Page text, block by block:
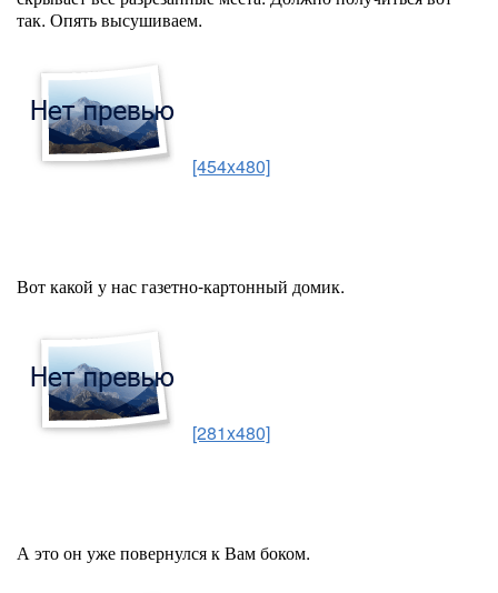
так. Опять высушиваем.
[454x480]
Вот какой у нас газетно-картонный домик.
[281x480]
А это он уже повернулся к Вам боком.